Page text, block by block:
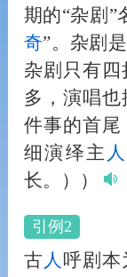
期的“杂剧”
奇”。杂剧
杂剧只有四
多，演唱也
件事的首尾
细演绎主 人
长。））
引例2
古 人 呼剧本